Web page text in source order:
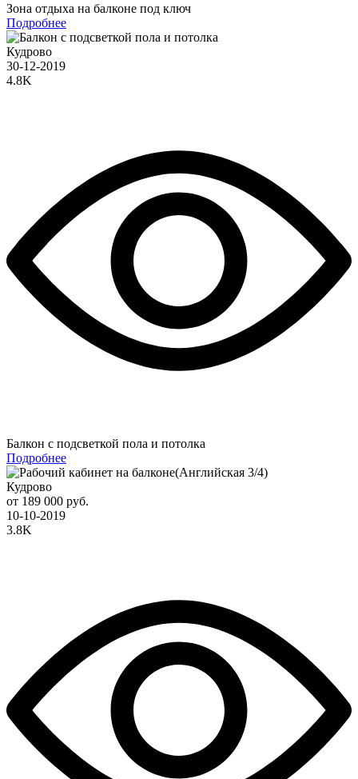
Зона отдыха на балконе под ключ
Подробнее
Кудрово
30-12-2019
4.8K
Балкон с подсветкой пола и потолка
Подробнее
Кудрово
от 189 000 руб.
10-10-2019
3.8K